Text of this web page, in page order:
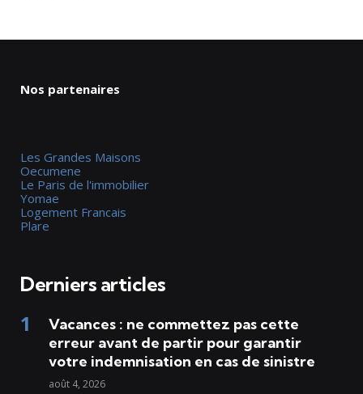
Nos partenaires
Les Grandes Maisons
Oecumene
Le Paris de l'immobilier
Yomae
Logement Francais
Plare
Derniers articles
Vacances : ne commettez pas cette
erreur avant de partir pour garantir
votre indemnisation en cas de sinistre
août 4, 2026